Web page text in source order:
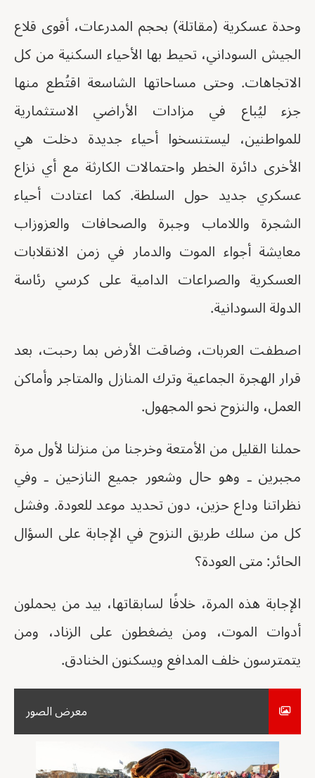
وحدة عسكرية (مقاتلة) بحجم المدرعات، أقوى قلاع
الجيش السوداني، تحيط بها الأحياء السكنية من كل
الاتجاهات. وحتى مساحاتها الشاسعة اقتُطع منها
جزء ليُباع في مزادات الأراضي الاستثمارية
للمواطنين، ليستنسخوا أحياء جديدة دخلت هي
الأخرى دائرة الخطر واحتمالات الكارثة مع أي نزاع
عسكري جديد حول السلطة. كما اعتادت أحياء
الشجرة واللاماب وجبرة والصحافات والعزوزاب
معايشة أجواء الموت والدمار في زمن الانقلابات
العسكرية والصراعات الدامية على كرسي رئاسة
الدولة السودانية.
اصطفت العربات، وضاقت الأرض بما رحبت، بعد
قرار الهجرة الجماعية وترك المنازل والمتاجر وأماكن
العمل، والنزوح نحو المجهول.
حملنا القليل من الأمتعة وخرجنا من منزلنا لأول مرة
مجبرين ـ وهو حال وشعور جميع النازحين ـ وفي
نظراتنا وداع حزين، دون تحديد موعد للعودة. وفشل
كل من سلك طريق النزوح في الإجابة على السؤال
الحائر: متى العودة؟
الإجابة هذه المرة، خلافًا لسابقاتها، بيد من يحملون
أدوات الموت، ومن يضغطون على الزناد، ومن
يتمترسون خلف المدافع ويسكنون الخنادق.
معرض الصور